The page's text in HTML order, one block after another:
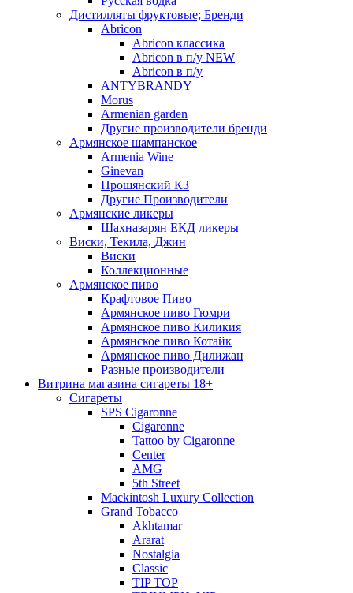
Дистилляты фруктовые; Бренди
Abricon
Abricon классика
Abricon в п/у NEW
Abricon в п/у
ANTYBRANDY
Morus
Armenian garden
Другие производители бренди
Армянское шампанское
Armenia Wine
Ginevan
Прошянский КЗ
Другие Производители
Армянские ликеры
Шахназарян ЕКД ликеры
Виски, Текила, Джин
Виски
Коллекционные
Армянское пиво
Крафтовое Пиво
Армянское пиво Гюмри
Армянское пиво Киликия
Армянское пиво Котайк
Армянское пиво Дилижан
Разные производители
Витрина магазина сигареты 18+
Cигареты
SPS Cigaronne
Сigaronne
Tattoo by Cigaronne
Center
AMG
5th Street
Mackintosh Luxury Collection
Grand Tobacco
Akhtamar
Ararat
Nostalgia
Classic
TIP TOP